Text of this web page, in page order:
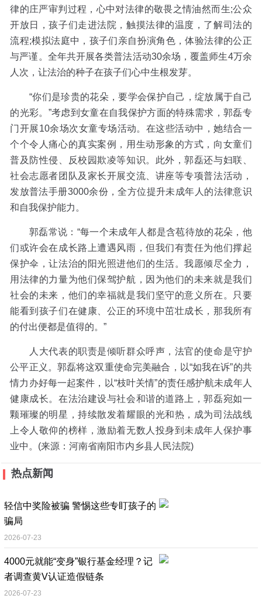
律的庄严审判过程，心中对法律的敬畏之情油然而生;公众
开放日，孩子们走进法院，触摸法律的温度，了解司法的
流程;模拟法庭中，孩子们亲自扮演角色，体验法律的公正
与严谨。全年共开展各类普法活动30余场，覆盖师生4万余
人次，让法治的种子在孩子们心中生根发芽。
“你们是珍贵的花朵，要学会保护自己，绽放属于自己
的光彩。”考虑到女童在自我保护方面的特殊需求，郭磊专
门开展10余场次女童专场活动。在这些活动中，她结合一
个个令人痛心的真实案例，用生动形象的方式，向女童们
普及防性侵、反校园欺凌等知识。此外，郭磊还与妇联、
社会志愿者团队及家长开展交流、讲座等专项普法活动，
发放普法手册3000余份，全方位提升未成年人的法律意识
和自我保护能力。
郭磊常说：“每一个未成年人都是含苞待放的花朵，他
们或许会在成长路上遭遇风雨，但我们有责任为他们撑起
保护伞，让法治的阳光照进他们的生活。我愿倾尽全力，
用法律的力量为他们保驾护航，因为他们的未来就是我们
社会的未来，他们的幸福就是我们坚守的意义所在。只要
能看到孩子们在健康、公正的环境中茁壮成长，那我所有
的付出便都是值得的。”
人大代表的职责是倾听群众呼声，法官的使命是守护
公平正义。郭磊将这双重使命完美融合，以“如我在诉”的共
情力办好每一起案件，以“枝叶关情”的责任感护航未成年人
健康成长。在法治建设与社会和谐的道路上，郭磊宛如一
颗璀璨的明星，持续散发着耀眼的光和热，成为司法战线
上令人敬仰的榜样，激励着无数人投身到未成年人保护事
业中。(来源：河南省南阳市内乡县人民法院)
热点新闻
轻信中奖险被骗 警惕这些专盯孩子的
骗局
2026-07-23
4000元就能“变身”银行基金经理？记
者调查黄V认证造假链条
2026-07-23